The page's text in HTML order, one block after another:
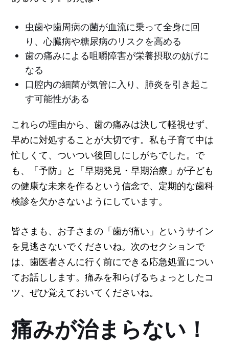
虫歯や歯周病の菌が血流に乗って全身に回
り、心臓病や糖尿病のリスクを高める
歯の痛みによる咀嚼障害が栄養摂取の妨げに
なる
口腔内の細菌が気管に入り、肺炎を引き起こ
す可能性がある
これらの理由から、歯の痛みは決して軽視せず、
早めに対処することが大切です。私も子育て中は
忙しくて、ついつい後回しにしがちでした。で
も、「予防」と「早期発見・早期治療」が子ども
の健康な未来を作るという信念で、定期的な歯科
検診を欠かさないようにしています。
皆さまも、お子さまの「歯が痛い」というサイン
を見逃さないでくださいね。次のセクションで
は、歯医者さんに行く前にできる応急処置につい
てお話しします。痛みを和らげるちょっとしたコ
ツ、ぜひ覚えておいてくださいね。
痛みが治まらない！